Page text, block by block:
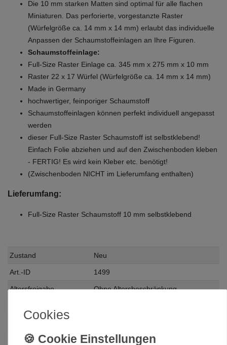
Die 10 mm starken Matten sind optimal für alle flachen
Miniaturen. Das perforierte, vorgestanzte Raster
(Würfelgröße ca. 14 mm x 14 mm) erlaubt das individuelle
Anpassen der Schaumstoffeinlagen an Ihre Figuren.
Schaumstoffeinlage:
Full-Size Raster Einlage ca. 345 mm x 275 mm x 10 mm
Raster 22 x 17 Würfel (Würfelgröße ca. 14 mm x 14 mm)
Made in Germany
hochwertiger, feinporiger Schaumstoff
Schaumstoffeinlagen können perfekt individuell angepasst
werden
dieser Full-Size Raster Schaumstoff ist selbstklebend!
Einfach Folie abziehen und auf den Zwischenboden kleben
- FERTIG! Es wird kein Kleber etc. benötigt!
(Zwischenboden NICHT im Lieferumfang enthalten)
Lieferumfang:
Full-Size Raster Schaumstoff 10 mm selbstklebend
Zustand Neu
Art.-ID 1499
Altersfreigabe Ohne Altersbeschränkung
Inhalt 1 Stück
Cookies